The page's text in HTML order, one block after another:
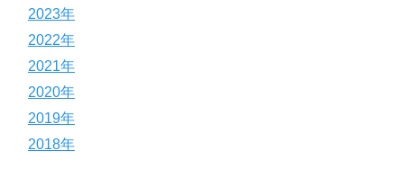
2023年
2022年
2021年
2020年
2019年
2018年